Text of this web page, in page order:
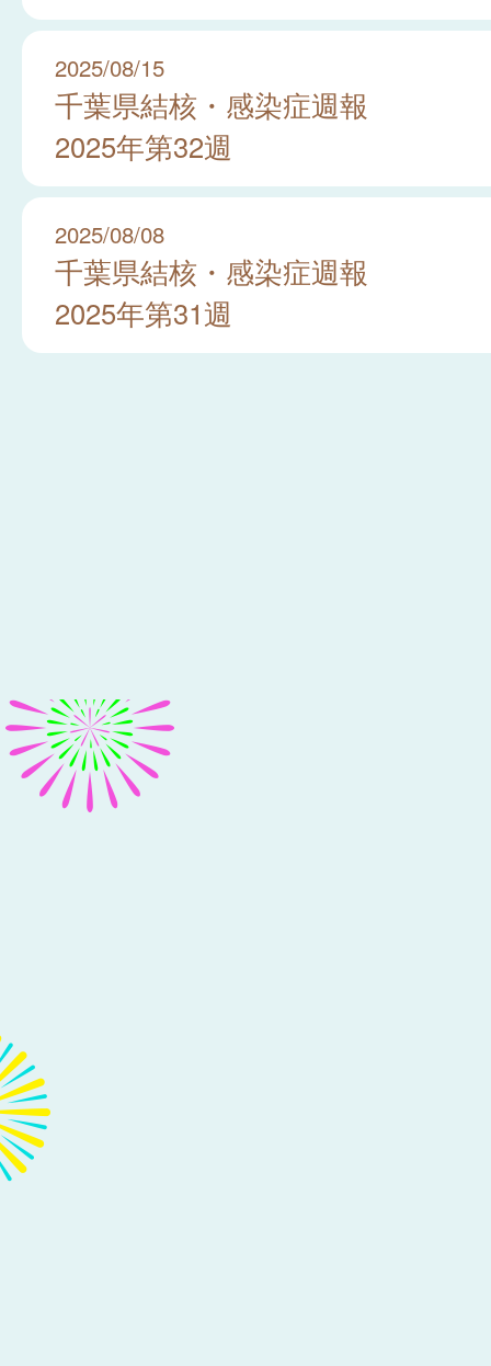
2025/08/15
千葉県結核・感染症週報
2025年第32週
2025/08/08
千葉県結核・感染症週報
2025年第31週